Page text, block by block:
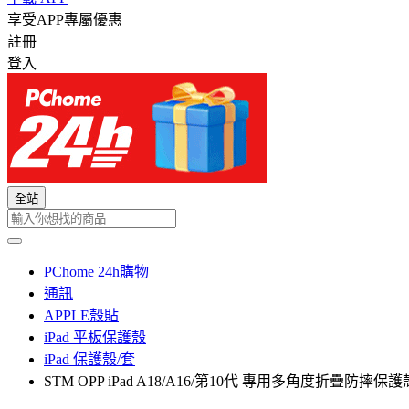
享受APP專屬優惠
註冊
登入
全站
PChome 24h購物
通訊
APPLE殼貼
iPad 平板保護殼
iPad 保護殼/套
STM OPP iPad A18/A16/第10代 專用多角度折疊防摔保護